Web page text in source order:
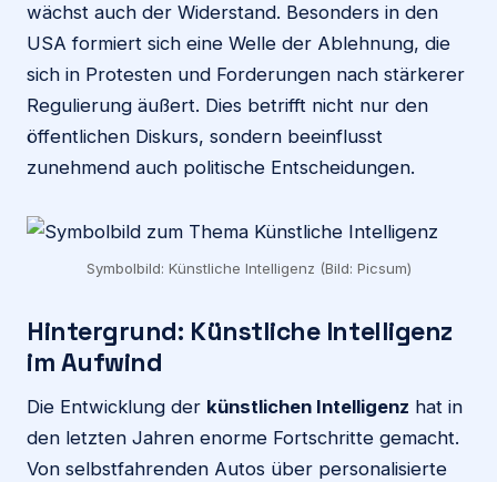
wächst auch der Widerstand. Besonders in den
USA formiert sich eine Welle der Ablehnung, die
sich in Protesten und Forderungen nach stärkerer
Regulierung äußert. Dies betrifft nicht nur den
öffentlichen Diskurs, sondern beeinflusst
zunehmend auch politische Entscheidungen.
Symbolbild: Künstliche Intelligenz (Bild: Picsum)
Hintergrund: Künstliche Intelligenz
im Aufwind
Die Entwicklung der künstlichen Intelligenz hat in
den letzten Jahren enorme Fortschritte gemacht.
Von selbstfahrenden Autos über personalisierte